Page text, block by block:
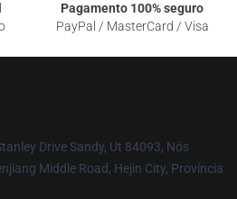
Pagamento 100% seguro
PayPal / MasterCard / Visa
Drive Sandy, Ut 84093, Nós
Middle Road, Hejin City, Província